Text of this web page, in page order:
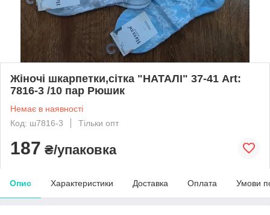
Жіночі шкарпетки,сітка "НАТАЛІ" 37-41 Art:
7816-3 /10 пар Рюшик
Немає в наявності
Код: ш7816-3
Тільки опт
187 ₴/упаковка
Опис Характеристики Доставка Оплата Умови